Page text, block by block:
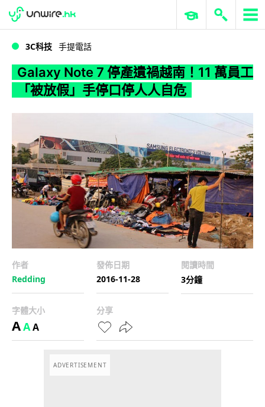
WWDC 2026 ERP 與商業 AI
3C科技 手提電話
Galaxy Note 7 停產遺禍越南！11 萬員工
「被放假」手停口停人人自危
作者
Redding
發佈日期
2016-11-28
閱讀時間
3分鐘
字體大小
AAA
分享
ADVERTISEMENT